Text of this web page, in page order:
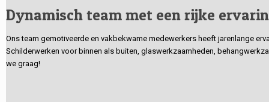
Dynamisch team met een rijke
Ons team gemotiveerde en vakbekwame medewerkers heeft jarenlange
Schilderwerken voor binnen als buiten, glaswerkzaamheden,
we graag!